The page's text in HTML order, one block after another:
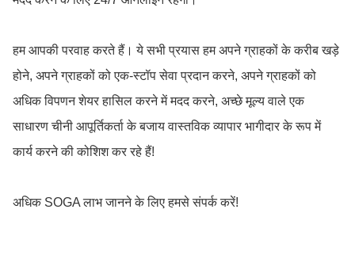
हम आपकी परवाह करते हैं। ये सभी प्रयास हम अपने ग्राहकों के करीब खड़े
होने, अपने ग्राहकों को एक-स्टॉप सेवा प्रदान करने, अपने ग्राहकों को
अधिक विपणन शेयर हासिल करने में मदद करने, अच्छे मूल्य वाले एक
साधारण चीनी आपूर्तिकर्ता के बजाय वास्तविक व्यापार भागीदार के रूप में
कार्य करने की कोशिश कर रहे हैं!
अधिक SOGA लाभ जानने के लिए हमसे संपर्क करें!